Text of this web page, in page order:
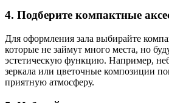
4. Подберите компактные
Для оформления зала выбирайте
которые не займут много места, но
эстетическую функцию. Например,
зеркала или цветочные композиции
приятную атмосферу.